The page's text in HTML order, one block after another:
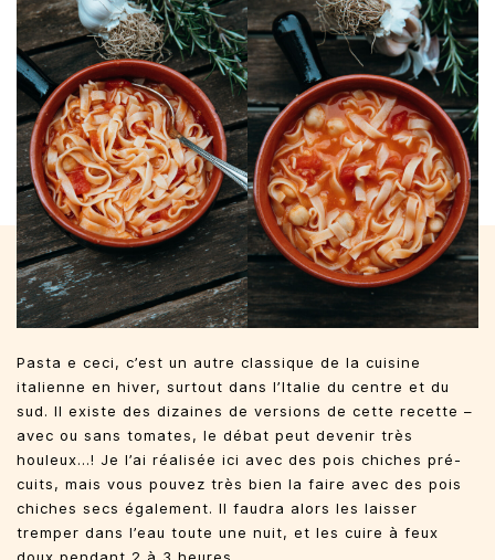
Pasta e ceci, c’est un autre classique de la cuisine
italienne en hiver, surtout dans l’Italie du centre et du
sud. Il existe des dizaines de versions de cette recette –
avec ou sans tomates, le débat peut devenir très
houleux…! Je l’ai réalisée ici avec des pois chiches pré-
cuits, mais vous pouvez très bien la faire avec des pois
chiches secs également. Il faudra alors les laisser
tremper dans l’eau toute une nuit, et les cuire à feux